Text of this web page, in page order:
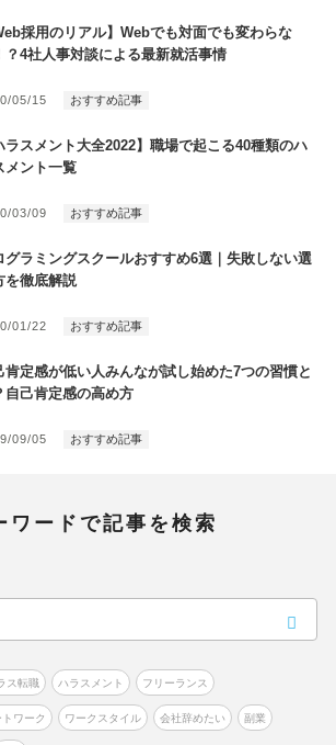
ワードで記事を検索
ス転職 ハラスメント フリーランス
トワーク ワークスタイル 会社辞めたい 副業
採用のリアル】Webでも対面でも変わらな
？4社人事対談による最新就活事情
05/15 おすすめ記事
ラスメント大全2022】職場で起こる40種類のハ
メント一覧
03/09 おすすめ記事
グラミングスクールおすすめ6選｜失敗しない選
を徹底解説
01/22 おすすめ記事
肯定感が低い人みんなが試し始めた7つの習慣と
自己肯定感の高め方
09/05 おすすめ記事